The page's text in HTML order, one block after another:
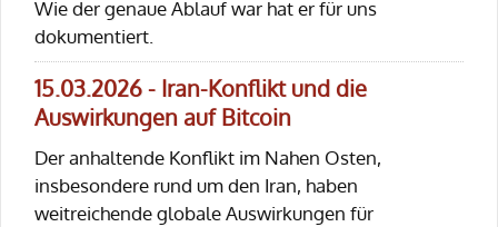
Wie der genaue Ablauf war hat er für uns
dokumentiert.
15.03.2026 - Iran-Konflikt und die
Auswirkungen auf Bitcoin
Der anhaltende Konflikt im Nahen Osten,
insbesondere rund um den Iran, haben
weitreichende globale Auswirkungen für